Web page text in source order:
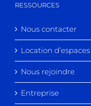
RESSOURCES
Nous contacter
Location d’espaces
Nous rejoindre
Entreprise